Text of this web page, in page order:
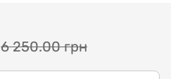
6 250.00 грн